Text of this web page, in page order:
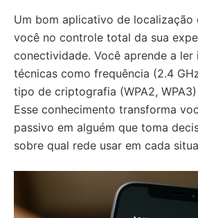
Um bom aplicativo de localização
você no controle total da sua
conectividade. Você aprende a ler
técnicas como frequência (2.4
tipo de criptografia (WPA2,
Esse conhecimento transforma
passivo em alguém que toma
sobre qual rede usar em cada